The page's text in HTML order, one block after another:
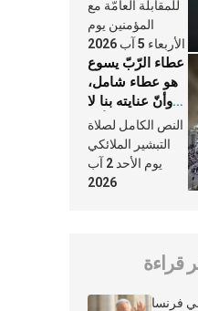
الكنيسة
للمقابلة العامّة مع
المؤمنين يوم
الأربعاء 5 آب 2026
عطاء الرّبّ يسوع
هو عطاء شامل،
وأنّ عنايته بنا لا
تغيب عنّا أبدًا
النص الكامل لصلاة
التبشير الملائكي
يوم الأحد 2 آب
2026
قراءة
في فرنسا